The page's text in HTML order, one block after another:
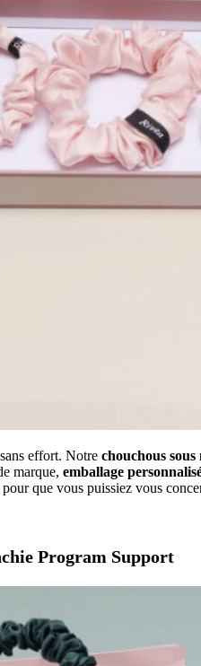
effort. Notre chouchous
marque, emballage
que vous puissiez vous
Program Support